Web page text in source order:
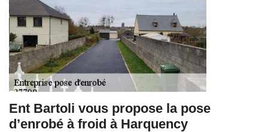
Ent Bartoli vous propose la pose
d’enrobé à froid à Harquency